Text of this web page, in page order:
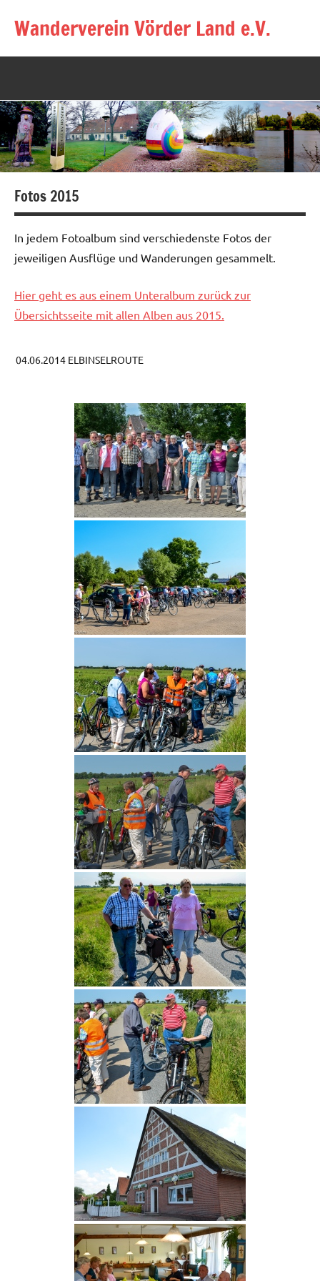
InhaltWanderverein Vörder Land e.V.
Fotos 2015
In jedem Fotoalbum sind verschiedenste Fotos der
jeweiligen Ausflüge und Wanderungen gesammelt.
Hier geht es aus einem Unteralbum zurück zur
Übersichtsseite mit allen Alben aus 2015.
04.06.2014 ELBINSELROUTE